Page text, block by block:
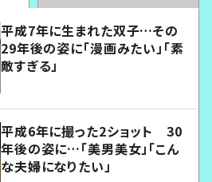
平成7年に生まれた双子…その
29年後の姿に「漫画みたい」「素
敵すぎる」
平成6年に撮った2ショット 30
年後の姿に…「美男美女」「こん
な夫婦になりたい」